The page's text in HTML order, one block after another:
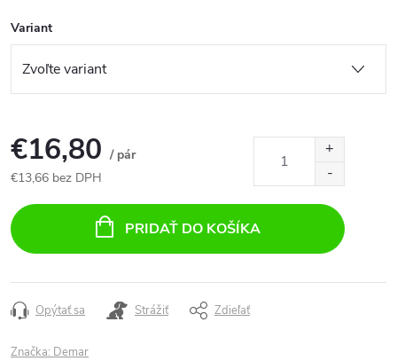
Variant
€16,80 / pár
€13,66 bez DPH
cena:
PRIDAŤ DO KOŠÍKA
Opýtať sa Strážiť Zdieľať
Značka: Demar